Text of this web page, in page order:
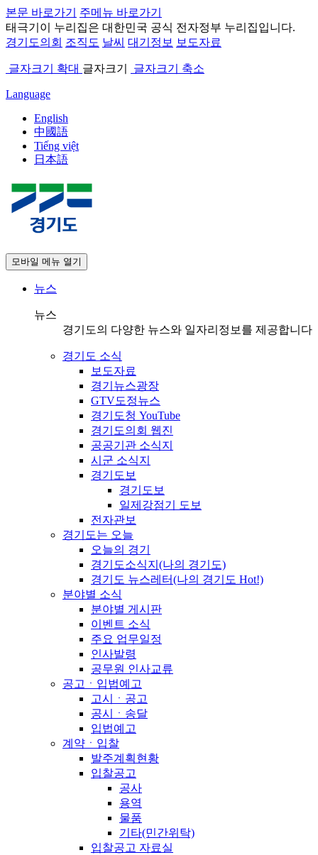
본문 바로가기
주메뉴 바로가기
태극기 이 누리집은 대한민국 공식 전자정부 누리집입니다.
경기도의회 조직도 날씨 대기정보 보도자료
글자크기 확대 글자크기 글자크기 축소
Language
English
中國語
Tiếng việt
日本語
모바일 메뉴 열기
뉴스
뉴스
경기도의 다양한 뉴스와 일자리정보를 제공합니다
경기도 소식
보도자료
경기뉴스광장
GTV도정뉴스
경기도청 YouTube
경기도의회 웹진
공공기관 소식지
시군 소식지
경기도보
경기도보
일제강점기 도보
전자관보
경기도는 오늘
오늘의 경기
경기도소식지(나의 경기도)
경기도 뉴스레터(나의 경기도 Hot!)
분야별 소식
분야별 게시판
이벤트 소식
주요 업무일정
인사발령
공무원 인사교류
공고ㆍ입법예고
고시ㆍ공고
공시ㆍ송달
입법예고
계약ㆍ입찰
발주계획현황
입찰공고
공사
용역
물품
기타(민간위탁)
입찰공고 자료실